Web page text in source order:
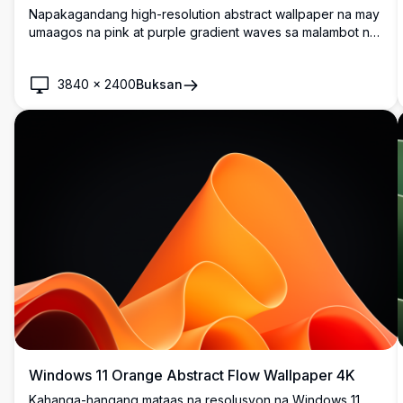
Napakagandang high-resolution abstract wallpaper na may
umaagos na pink at purple gradient waves sa malambot na
makulay na mga kulay na lumikha ng nakakapayapa ngunit
3840 × 2400Buksan
Windows 11 Orange Abstract Flow Wallpaper 4K
Kahanga-hangang mataas na resolusyon na Windows 11